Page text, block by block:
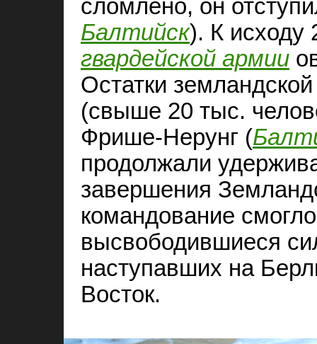
сломлено, он
Балтийск). К исходу
гвардейской армии
Остатки
(свыше 20 тыс.
Фрише-Нерунг (
продолжали
завершения
командование
высвободившиеся
наступавших на
Восток.